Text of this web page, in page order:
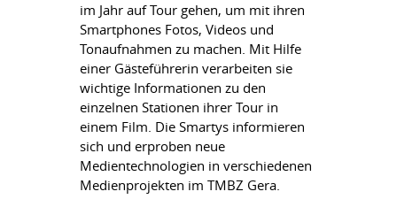
im Jahr auf Tour gehen, um mit ihren
Smartphones Fotos, Videos und
Tonaufnahmen zu machen. Mit Hilfe
einer Gästeführerin verarbeiten sie
wichtige Informationen zu den
einzelnen Stationen ihrer Tour in
einem Film. Die Smartys informieren
sich und erproben neue
Medientechnologien in verschiedenen
Medienprojekten im TMBZ Gera.